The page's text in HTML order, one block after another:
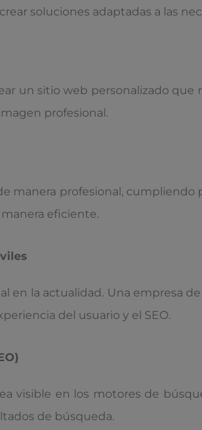
soluciones adaptadas a las
un sitio web personalizado
profesional.
manera profesional,
eficiente.
en la actualidad. Una empresa
del usuario y el SEO.
visible en los motores de
de búsqueda.